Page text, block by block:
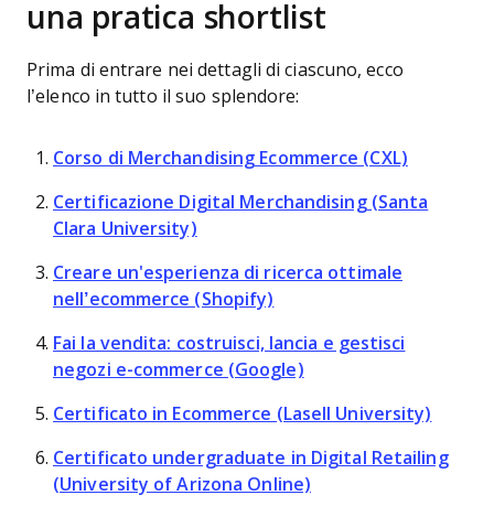
una pratica shortlist
Prima di entrare nei dettagli di ciascuno, ecco
l’elenco in tutto il suo splendore:
Corso di Merchandising Ecommerce (CXL)
Certificazione Digital Merchandising (Santa
Clara University)
Creare un'esperienza di ricerca ottimale
nell’ecommerce (Shopify)
Fai la vendita: costruisci, lancia e gestisci
negozi e-commerce (Google)
Certificato in Ecommerce (Lasell University)
Certificato undergraduate in Digital Retailing
(University of Arizona Online)